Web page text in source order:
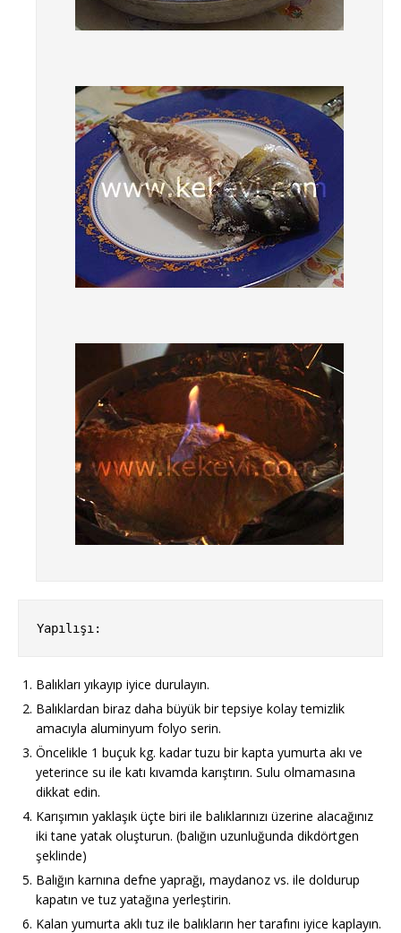
Yapılışı:
Balıkları yıkayıp iyice durulayın.
Balıklardan biraz daha büyük bir tepsiye kolay temizlik
amacıyla aluminyum folyo serin.
Öncelikle 1 buçuk kg. kadar tuzu bir kapta yumurta akı ve
yeterince su ile katı kıvamda karıştırın. Sulu olmamasına
dikkat edin.
Karışımın yaklaşık üçte biri ile balıklarınızı üzerine alacağınız
iki tane yatak oluşturun. (balığın uzunluğunda dikdörtgen
şeklinde)
Balığın karnına defne yaprağı, maydanoz vs. ile doldurup
kapatın ve tuz yatağına yerleştirin.
Kalan yumurta aklı tuz ile balıkların her tarafını iyice kaplayın.